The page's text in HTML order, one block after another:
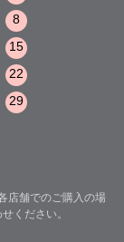
8
15
22
29
店舗でのご購入の場
ください。